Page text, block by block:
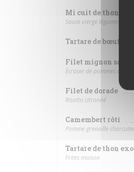
Mi cuit de thon
Sauce vierge légumes de
Tartare de bœuf
Filet mignon sauce
Écraser de pommes de terre
Filet de dorade
Risotto citronné
Camembert rôti
Pomme grenaille
Tartare de thon
Frites maison